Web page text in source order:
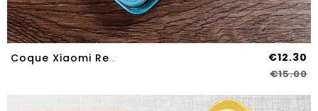
Coque Xiaomi Redmi 9 Silicone Protection Tout Compris Bleu Cuir Fluide Doux €12.30
€15.00